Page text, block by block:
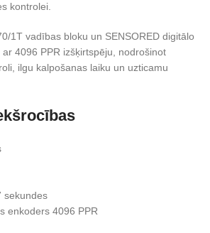
kontrolei.
1T vadības bloku un SENSORED digitālo
4096 PPR izšķirtspēju, nodrošinot
ilgu kalpošanas laiku un uzticamu
sekundes
enkoders 4096 PPR